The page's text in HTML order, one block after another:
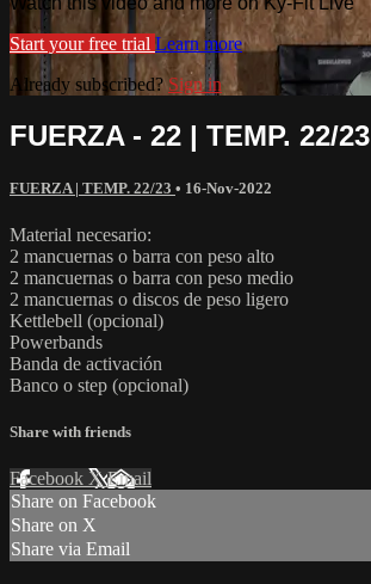
Start your free trial Learn more
Already subscribed? Sign in
FUERZA - 22 | TEMP. 22/23
FUERZA | TEMP. 22/23 • 16-Nov-2022
Material necesario:
2 mancuernas o barra con peso alto
2 mancuernas o barra con peso medio
2 mancuernas o discos de peso ligero
Kettlebell (opcional)
Powerbands
Banda de activación
Banco o step (opcional)
Share with friends
Facebook XEmail
Share on Facebook
Share on X
Share via Email